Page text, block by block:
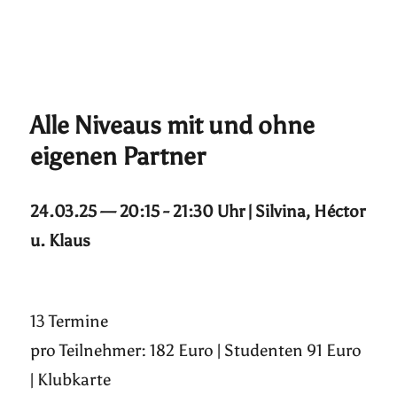
Alle Niveaus mit und ohne
eigenen Partner
24.03.25 — 20:15 - 21:30 Uhr | Silvina, Héctor
u. Klaus
13 Termine
pro Teilnehmer: 182 Euro | Studenten 91 Euro
| Klubkarte